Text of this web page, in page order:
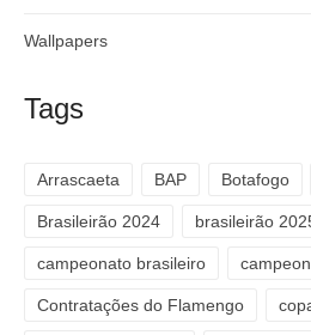
Wallpapers
Tags
Arrascaeta BAP Botafogo
Brasileirão 2024 brasileirão
campeonato brasileiro
Contratações do Flamengo